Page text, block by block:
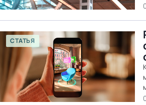
СТАТЬЯ